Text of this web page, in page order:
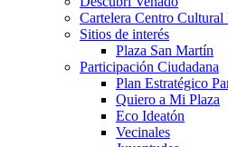
Cartelera Centro
Sitios de interés
Plaza San Martín
Participación Ciudadana
Plan Estratégico
Quiero a Mi Plaza
Eco Ideatón
Vecinales